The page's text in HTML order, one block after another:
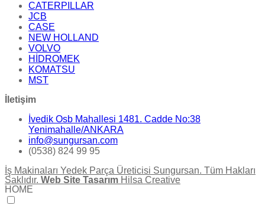
CATERPILLAR
JCB
CASE
NEW HOLLAND
VOLVO
HİDROMEK
KOMATSU
MST
İletişim
İvedik Osb Mahallesi 1481. Cadde No:38
Yenimahalle/ANKARA
info@sungursan.com
(0538) 824 99 95
İş Makinaları Yedek Parça Üreticisi Sungursan. Tüm Hakları
Saklıdır. Web Site Tasarım Hilsa Creative
HOME